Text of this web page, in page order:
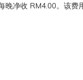
净收 RM4.00。该费